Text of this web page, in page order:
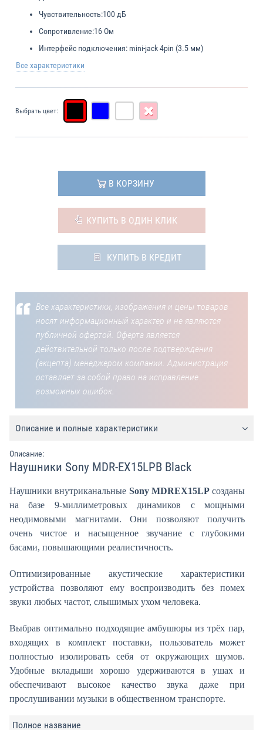
Чувствительность:100 дБ
Сопротивление:16 Ом
Интерфейс подключения: mini-jack 4pin (3.5 мм)
Все характеристики
Выбрать цвет:
В КОРЗИНУ
КУПИТЬ В ОДИН КЛИК
КУПИТЬ В КРЕДИТ
Все характеристики, изображения и цены товаров
носят информационный характер и не являются
публичной офертой. Оферта является
действительной только после подтверждения
(акцепта) менеджером компании. Администрация
оставляет за собой право на исправление
возможных ошибок.
Описание и полные характеристики
Описание:
Наушники Sony MDR-EX15LPB Black
Наушники внутриканальные Sony MDREX15LPсозданы
на базе 9-миллиметровых динамиков с мощными
неодимовыми магнитами. Они позволяют получить
очень чистое и насыщенное звучание с глубокими
басами, повышающими реалистичность.
Оптимизированные акустические характеристики
устройства позволяют ему воспроизводить без помех
звуки любых частот, слышимых ухом человека.
Выбрав оптимально подходящие амбушюры из трёх пар,
входящих в комплект поставки, пользователь может
полностью изолировать себя от окружающих шумов.
Удобные вкладыши хорошо удерживаются в ушах и
обеспечивают высокое качество звука даже при
прослушивании музыки в общественном транспорте.
Полное название